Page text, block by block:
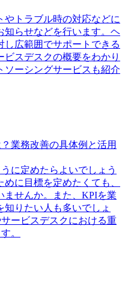
トラブル時の対応などに
知らせなどを行います。ヘ
し広範囲でサポートできる
スデスクの概要をわかり
ソーシングサービスも紹介
業務改善の具体例と活用
に定めたらよいでしょう
に目標を定めたくても、
ませんか。また、KPIを業
りたい人も多いでしょ
ービスデスクにおける重
。